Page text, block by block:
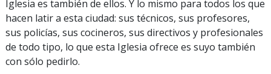
Iglesia es también de ellos. Y lo mismo para todos los que
hacen latir a esta ciudad: sus técnicos, sus profesores,
sus policías, sus cocineros, sus directivos y profesionales
de todo tipo, lo que esta Iglesia ofrece es suyo también
con sólo pedirlo.